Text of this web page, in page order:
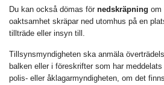
Du kan också dömas för nedskräpning om
oaktsamhet skräpar ned utomhus på en
tillträde eller insyn till.
Tillsynsmyndigheten ska anmäla
balken eller i föreskrifter som har meddelats
polis- eller åklagarmyndigheten, om det